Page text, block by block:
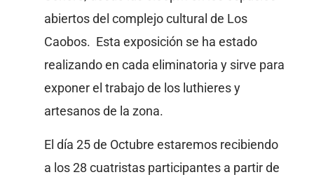
abiertos del complejo cultural de Los
Caobos. Esta exposición se ha estado
realizando en cada eliminatoria y sirve para
exponer el trabajo de los luthieres y
artesanos de la zona.
El día 25 de Octubre estaremos recibiendo
a los 28 cuatristas participantes a partir de